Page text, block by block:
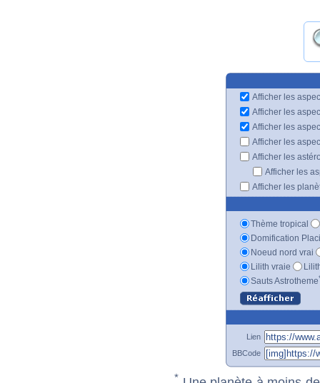
Afficher les
Afficher les
Afficher les
Afficher les
Afficher les
Afficher les
Afficher les
Thème tropical
Domification
Noeud nord vrai
Lilith vraie
Sauts Astrotheme
Lien
BBCode
*